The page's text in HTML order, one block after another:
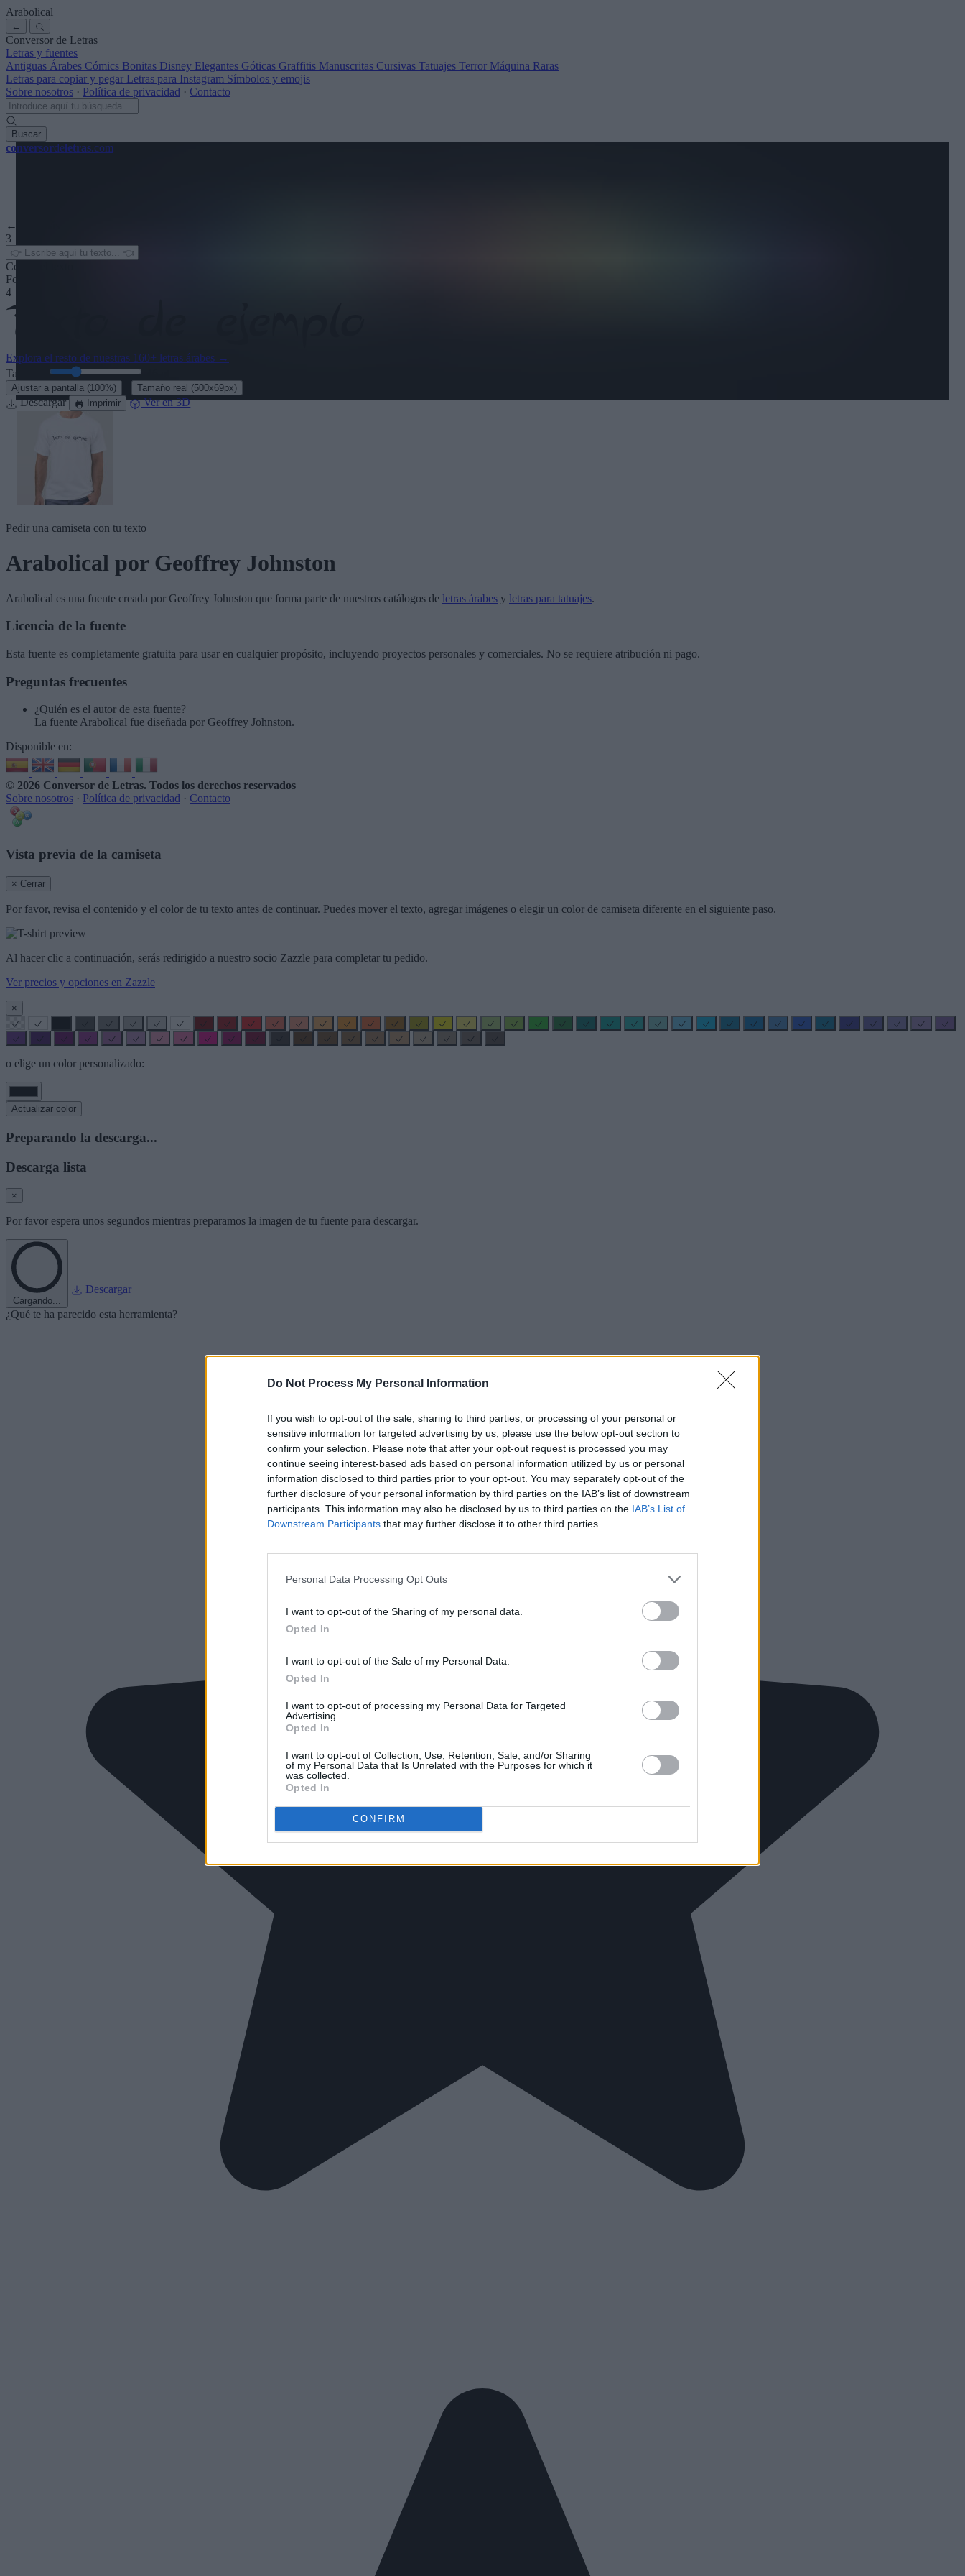
Do Not Process My Personal Information
If you wish to opt-out of the sale, sharing to third parties, or processing of your personal or
sensitive information for targeted advertising by us, please use the below opt-out section to
confirm your selection. Please note that after your opt-out request is processed you may
continue seeing interest-based ads based on personal information utilized by us or personal
information disclosed to third parties prior to your opt-out. You may separately opt-out of the
further disclosure of your personal information by third parties on the IAB’s list of downstream
participants. This information may also be disclosed by us to third parties on the IAB’s List of
Downstream Participants that may further disclose it to other third parties.
Personal Data Processing Opt Outs
I want to opt-out of the Sharing of my personal data.
Opted In
I want to opt-out of the Sale of my Personal Data.
Opted In
I want to opt-out of processing my Personal Data for Targeted
Advertising.
Opted In
I want to opt-out of Collection, Use, Retention, Sale, and/or Sharing
of my Personal Data that Is Unrelated with the Purposes for which it
was collected.
Opted In
CONFIRM
Arabolical
←
Conversor de Letras
Letras y fuentes
Antiguas Árabes Cómics Bonitas Disney Elegantes Góticas Graffitis Manuscritas Cursivas Tatuajes Terror Máquina Raras
Letras para copiar y pegar Letras para Instagram Símbolos y emojis
Sobre nosotros · Política de privacidad · Contacto
Buscar
conversordeletras.com
← Ver más
3
Color del texto
Fondo
4
Explora el resto de nuestras 160+ letras árabes →
Tamaño:
Ajustar a pantalla (100%) Tamaño real (500x69px)
Descargar Imprimir Ver en 3D
Pedir una camiseta con tu texto
Arabolical por Geoffrey Johnston
Arabolical es una fuente creada por Geoffrey Johnston que forma parte de nuestros catálogos de letras árabes y letras para tatuajes.
Licencia de la fuente
Esta fuente es completamente gratuita para usar en cualquier propósito, incluyendo proyectos personales y comerciales. No se requiere atribución ni pago.
Preguntas frecuentes
¿Quién es el autor de esta fuente?
La fuente Arabolical fue diseñada por Geoffrey Johnston.
Disponible en:
© 2026 Conversor de Letras. Todos los derechos reservados
Sobre nosotros · Política de privacidad · Contacto
Vista previa de la camiseta
× Cerrar
Por favor, revisa el contenido y el color de tu texto antes de continuar. Puedes mover el texto, agregar imágenes o elegir un color de camiseta diferente en el siguiente paso.
Al hacer clic a continuación, serás redirigido a nuestro socio Zazzle para completar tu pedido.
Ver precios y opciones en Zazzle
×
o elige un color personalizado:
Actualizar color
Preparando la descarga...
Descarga lista
×
Por favor espera unos segundos mientras preparamos la imagen de tu fuente para descargar.
Cargando...
Descargar
¿Qué te ha parecido esta herramienta?